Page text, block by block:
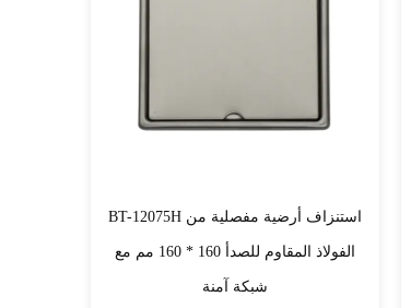
BT-12075H استنزاف أرضية مفصلية من
الفولاذ المقاوم للصدأ 160 * 160 مم مع
شبكة آمنة